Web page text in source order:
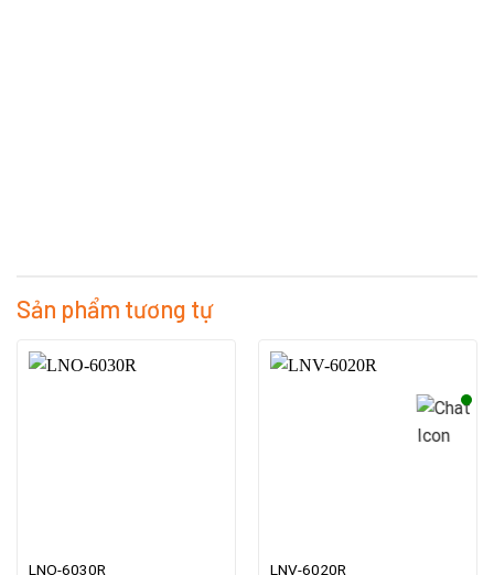
Sản phẩm tương tự
LNO-6030R LNV-6020R